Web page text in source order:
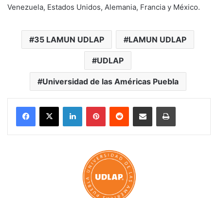
Venezuela, Estados Unidos, Alemania, Francia y México.
35 LAMUN UDLAP LAMUN UDLAP
UDLAP
Universidad de las Américas Puebla
LinkedInPinterestReddit Share via Email Print